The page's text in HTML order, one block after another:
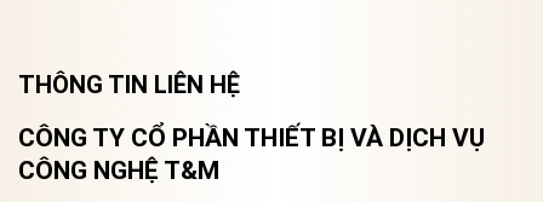
THÔNG TIN LIÊN HỆ
CÔNG TY CỔ PHẦN THIẾT BỊ VÀ DỊCH VỤ
CÔNG NGHỆ T&M